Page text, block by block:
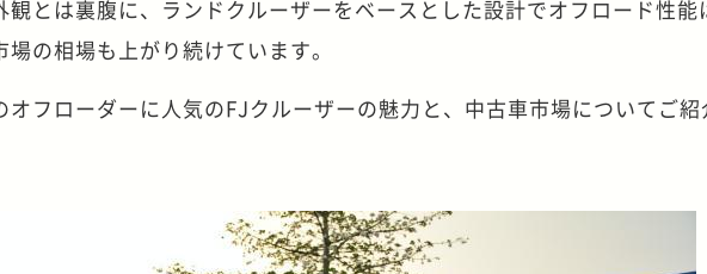
観とは裏腹に、ランドクルーザーをベースとした設計でオフロード性能
の相場も上がり続けています。
オフローダーに人気のFJクルーザーの魅力と、中古車市場についてご